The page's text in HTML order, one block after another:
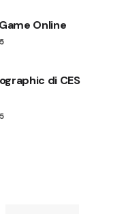
Online
di CES